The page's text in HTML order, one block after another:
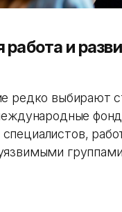
и
редко выбирают